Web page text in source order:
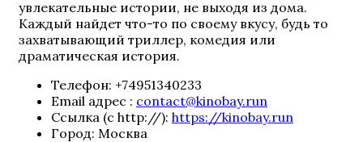
увлекательные истории, не выходя из дома.
Каждый найдет что-то по своему вкусу, будь то
захватывающий триллер, комедия или
драматическая история.
Телефон: +74951340233
Email адрес : contact@kinobay.run
Ссылка (с http://): https://kinobay.run
Город: Москва